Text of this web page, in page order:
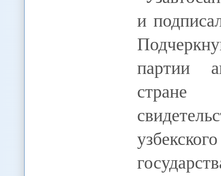
и
партии